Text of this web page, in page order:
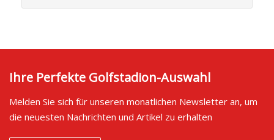
Ihre Perfekte Golfstadion-Auswahl
Melden Sie sich für unseren monatlichen Newsletter an, um
die neuesten Nachrichten und Artikel zu erhalten